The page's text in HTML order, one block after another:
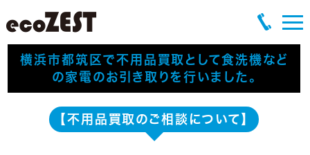
横浜市都筑区で不用品買取として食洗機など
の家電のお引き取りを行いました。
【不用品買取のご相談について】